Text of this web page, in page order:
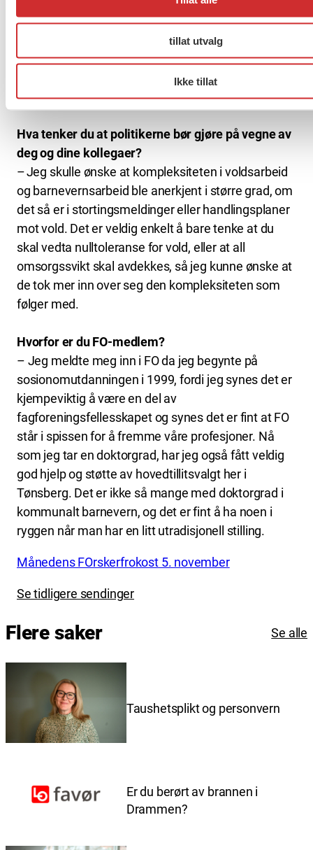
tillat utvalg
Ikke tillat
marginaliserte stemmer fra ulike mennesker, både
fra profesjonelle, men også dem vi er der for å
hjelpe. Det er fint å få løftet frem viktige
profesjonsgrupper som utgjør en forskjell for å
skape den velferdsstaten vi ønsker å ha.
Hva tenker du at politikerne bør gjøre på vegne av
deg og dine kollegaer?
– Jeg skulle ønske at kompleksiteten i voldsarbeid
og barnevernsarbeid ble anerkjent i større grad, om
det så er i stortingsmeldinger eller handlingsplaner
mot vold. Det er veldig enkelt å bare tenke at du
skal vedta nulltoleranse for vold, eller at all
omsorgssvikt skal avdekkes, så jeg kunne ønske at
de tok mer inn over seg den kompleksiteten som
følger med.
Hvorfor er du FO-medlem?
– Jeg meldte meg inn i FO da jeg begynte på
sosionomutdanningen i 1999, fordi jeg synes det er
kjempeviktig å være en del av
fagforeningsfellesskapet og synes det er fint at FO
står i spissen for å fremme våre profesjoner. Nå
som jeg tar en doktorgrad, har jeg også fått veldig
god hjelp og støtte av hovedtillitsvalgt her i
Tønsberg. Det er ikke så mange med doktorgrad i
kommunalt barnevern, og det er fint å ha noen i
ryggen når man har en litt utradisjonell stilling.
Månedens FOrskerfrokost 5. november
Se tidligere sendinger
Flere saker Se alle
Taushetsplikt og personvern
Er du berørt av brannen i
Drammen?